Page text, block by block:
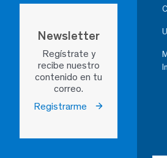
Newsletter
Regístrate y
recibe nuestro
contenido en tu
correo.
Registrarme